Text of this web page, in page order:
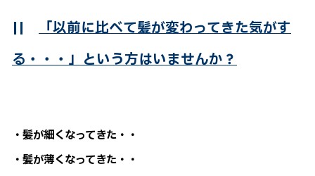
|| 「以前に比べて髪が変わってきた気がす
る・・・」という方はいませんか？
・髪が細くなってきた・・
・髪が薄くなってきた・・